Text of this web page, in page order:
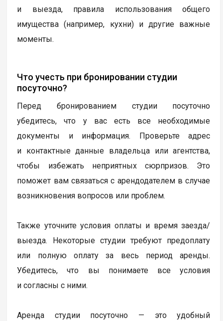
и выезда, правила использования общего
имущества (например, кухни) и другие важные
моменты.
Что учесть при бронировании студии
посуточно?
Перед бронированием студии посуточно
убедитесь, что у вас есть все необходимые
документы и информация. Проверьте адрес
и контактные данные владельца или агентства,
чтобы избежать неприятных сюрпризов. Это
поможет вам связаться с арендодателем в случае
возникновения вопросов или проблем.
Также уточните условия оплаты и время заезда/
выезда. Некоторые студии требуют предоплату
или полную оплату за весь период аренды.
Убедитесь, что вы понимаете все условия
и согласны с ними.
Аренда студии посуточно — это удобный